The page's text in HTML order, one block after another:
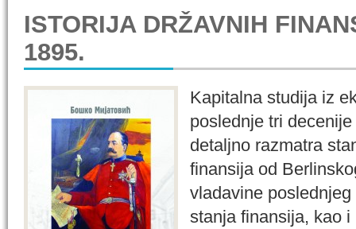
ISTORIJA DRŽAVNIH
1895.
Kapitalna studija iz
poslednje tri
detaljno razmatra
finansija od
vladavine
stanja finansija, kao